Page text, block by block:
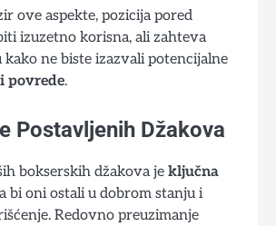
ove aspekte, pozicija pored
izuzetno korisna, ali zahteva
ne biste izazvali potencijalne
povrede.
Postavljenih Džakova
bokserskih džakova je ključna
bi oni ostali u dobrom stanju i
Redovno preuzimanje